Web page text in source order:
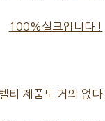
100%실크입니다 !
티 제품도 거의 없다